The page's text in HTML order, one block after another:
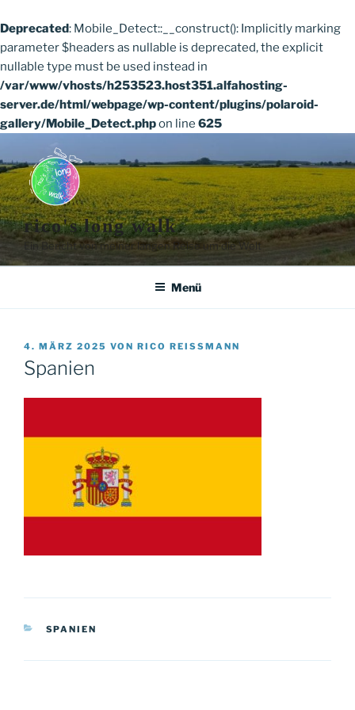
Deprecated: Mobile_Detect::__construct(): Implicitly marking
parameter $headers as nullable is deprecated, the explicit
nullable type must be used instead in
/var/www/vhosts/h253523.host351.alfahosting-
server.de/html/webpage/wp-content/plugins/polaroid-
gallery/Mobile_Detect.phpon line 625
Inhalt
springen
rico's long walk
Ein Bericht von meiner langen Reise um die Welt
Menü
VERÖFFENTLICHT
AM
4. MÄRZ 2025 VON RICO REISSMANN
Spanien
KATEGORIEN
SPANIEN